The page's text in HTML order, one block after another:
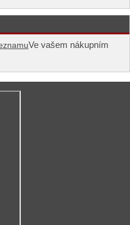
Ve vašem nákupním